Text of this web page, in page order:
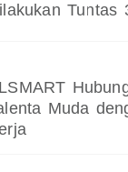
Tuntas
Muda